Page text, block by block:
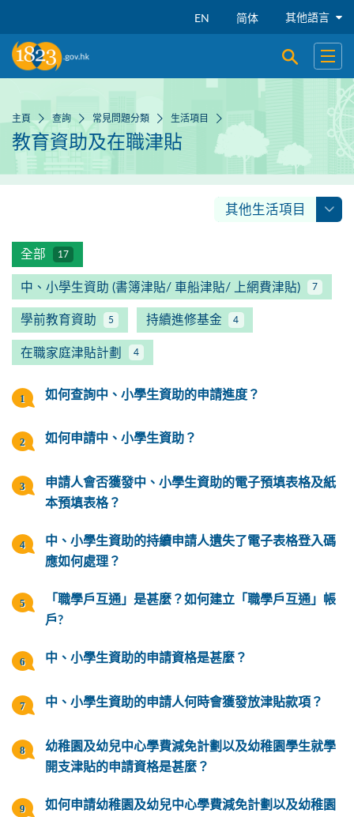
EN 简体 其他語言
開啟搜尋
開啟
主頁 查詢 常見問題分類 生活項目
教育資助及在職津貼
其他生活項目
全部 17
中、小學生資助 (書簿津貼/ 車船津貼/ 上網費津貼) 7
學前教育資助 5 持續進修基金 4
在職家庭津貼計劃 4
如何查詢中、小學生資助的申請進度？
如何申請中、小學生資助？
申請人會否獲發中、小學生資助的電子預填表格及紙
本預填表格？
中、小學生資助的持續申請人遺失了電子表格登入碼
應如何處理？
「職學戶互通」是甚麼？如何建立「職學戶互通」帳
戶?
中、小學生資助的申請資格是甚麼？
中、小學生資助的申請人何時會獲發放津貼款項？
幼稚園及幼兒中心學費減免計劃以及幼稚園學生就學
開支津貼的申請資格是甚麼？
如何申請幼稚園及幼兒中心學費減免計劃以及幼稚園